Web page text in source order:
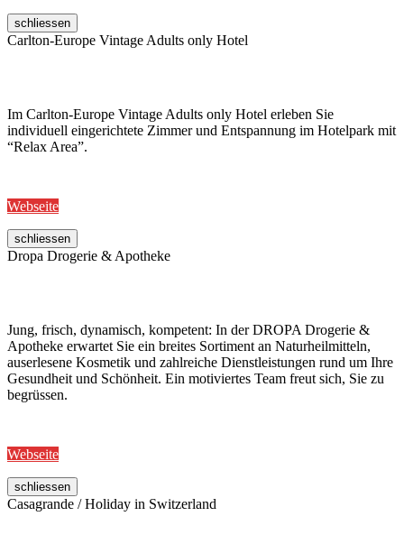
schliessen
Carlton-Europe Vintage Adults only Hotel
Im Carlton-Europe Vintage Adults only Hotel erleben Sie
individuell eingerichtete Zimmer und Entspannung im Hotelpark mit
“Relax Area”.
Webseite
schliessen
Dropa Drogerie & Apotheke
Jung, frisch, dynamisch, kompetent: In der DROPA Drogerie &
Apotheke erwartet Sie ein breites Sortiment an Naturheilmitteln,
auserlesene Kosmetik und zahlreiche Dienstleistungen rund um Ihre
Gesundheit und Schönheit. Ein motiviertes Team freut sich, Sie zu
begrüssen.
Webseite
schliessen
Casagrande / Holiday in Switzerland